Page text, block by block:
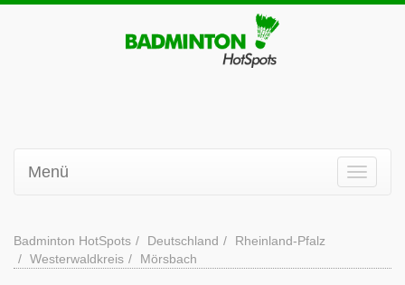
Menü
Badminton HotSpots Deutschland
Rheinland-Pfalz
Westerwaldkreis
Mörsbach